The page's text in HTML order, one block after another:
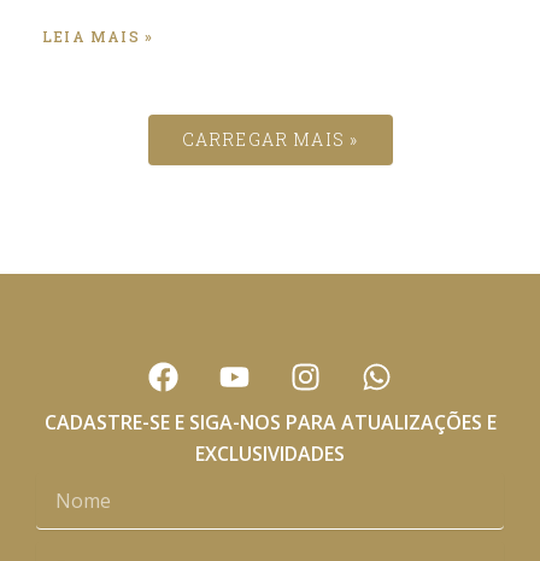
LEIA MAIS »
CARREGAR MAIS »
F
a
c
o
Y
o
u
t
e
I
n
s
t
r
W
h
a
p
CADASTRE-SE E SIGA-NOS PARA ATUALIZAÇÕES E
EXCLUSIVIDADES